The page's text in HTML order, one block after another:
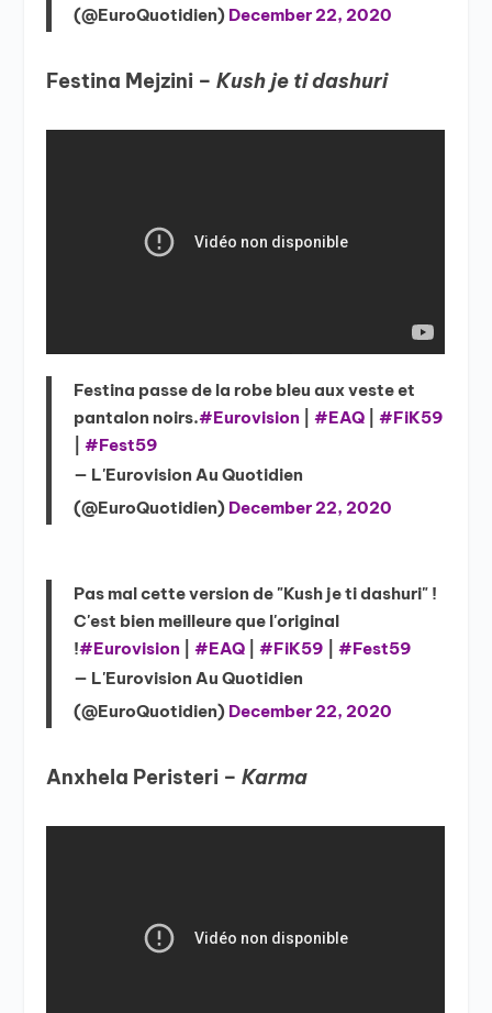
(@EuroQuotidien) December 22, 2020
Festina Mejzini –Kush je ti dashuri
Festina passe de la robe bleu aux veste et
pantalon noirs.#Eurovision |#EAQ |#FiK59
|#Fest59
— L'Eurovision Au Quotidien
(@EuroQuotidien) December 22, 2020
Pas mal cette version de "Kush je ti dashuri" !
C'est bien meilleure que l'original
!#Eurovision |#EAQ |#FiK59 |#Fest59
— L'Eurovision Au Quotidien
(@EuroQuotidien) December 22, 2020
Anxhela Peristeri –Karma